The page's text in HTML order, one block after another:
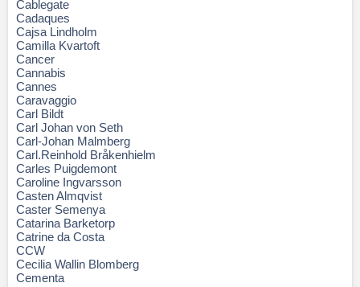
Cablegate
Cadaques
Cajsa Lindholm
Camilla Kvartoft
Cancer
Cannabis
Cannes
Caravaggio
Carl Bildt
Carl Johan von Seth
Carl-Johan Malmberg
Carl.Reinhold Bråkenhielm
Carles Puigdemont
Caroline Ingvarsson
Casten Almqvist
Caster Semenya
Catarina Barketorp
Catrine da Costa
CCW
Cecilia Wallin Blomberg
Cementa